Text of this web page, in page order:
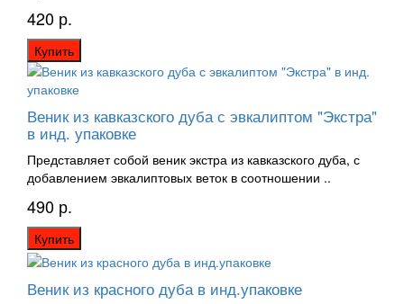
420 р.
Купить
Веник из кавказского дуба с эвкалиптом "Экстра"
в инд. упаковке
Представляет собой веник экстра из кавказского дуба, с
добавлением эвкалиптовых веток в соотношении ..
490 р.
Купить
Веник из красного дуба в инд.упаковке